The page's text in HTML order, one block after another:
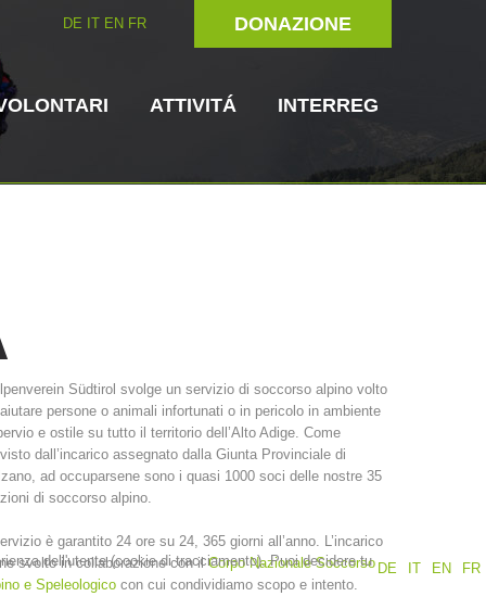
DONAZIONE
DE IT EN FR
del soccorso Comitato Direttivo
ATTIVITÁ
loco
INTERREG
- START ITAT 4112 - RESYST
Südtirol svolge un servizio di soccorso alpino volto
persone o animali infortunati o in pericolo in ambiente
e ostile su tutto il territorio dell’Alto Adige. Come
dall’incarico assegnato dalla Giunta Provinciale di
ad occuparsene sono i quasi 1000 soci delle nostre 35
di soccorso alpino.
è garantito 24 ore su 24, 365 giorni all’anno. L’incarico
svolto in collaborazione con ilCorpo Nazionale Soccorso
e Speleologicocon cui condividiamo scopo e intento.
DE IT EN FR
dell'utente (cookie di tracciamento). Puoi decidere tu